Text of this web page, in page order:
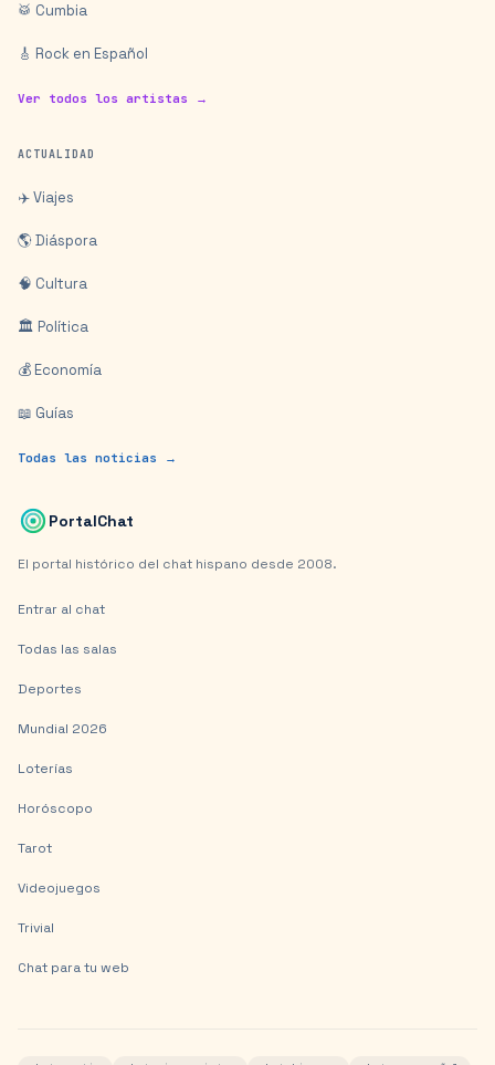
🥁 Cumbia
🎸 Rock en Español
Ver todos los artistas →
ACTUALIDAD
✈️ Viajes
🌎 Diáspora
🧠 Cultura
🏛️ Política
💰 Economía
📖 Guías
Todas las noticias →
PortalChat
El portal histórico del chat hispano desde 2008.
Entrar al chat
Todas las salas
Deportes
Mundial 2026
Loterías
Horóscopo
Tarot
Videojuegos
Trivial
Chat para tu web